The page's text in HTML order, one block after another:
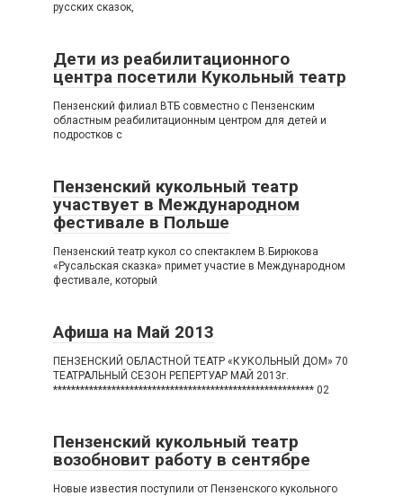
русских сказок,
Дети из реабилитационного
центра посетили Кукольный театр
Пензенский филиал ВТБ совместно с Пензенским
областным реабилитационным центром для детей и
подростков с
Пензенский кукольный театр
участвует в Международном
фестивале в Польше
Пензенский театр кукол со спектаклем В.Бирюкова
«Русальская сказка» примет участие в Международном
фестивале, который
Афиша на Май 2013
ПЕНЗЕНСКИЙ ОБЛАСТНОЙ ТЕАТР «КУКОЛЬНЫЙ ДОМ» 70
ТЕАТРАЛЬНЫЙ СЕЗОН РЕПЕРТУАР МАЙ 2013г.
********************************************************** 02
Пензенский кукольный театр
возобновит работу в сентябре
Новые известия поступили от Пензенского кукольного